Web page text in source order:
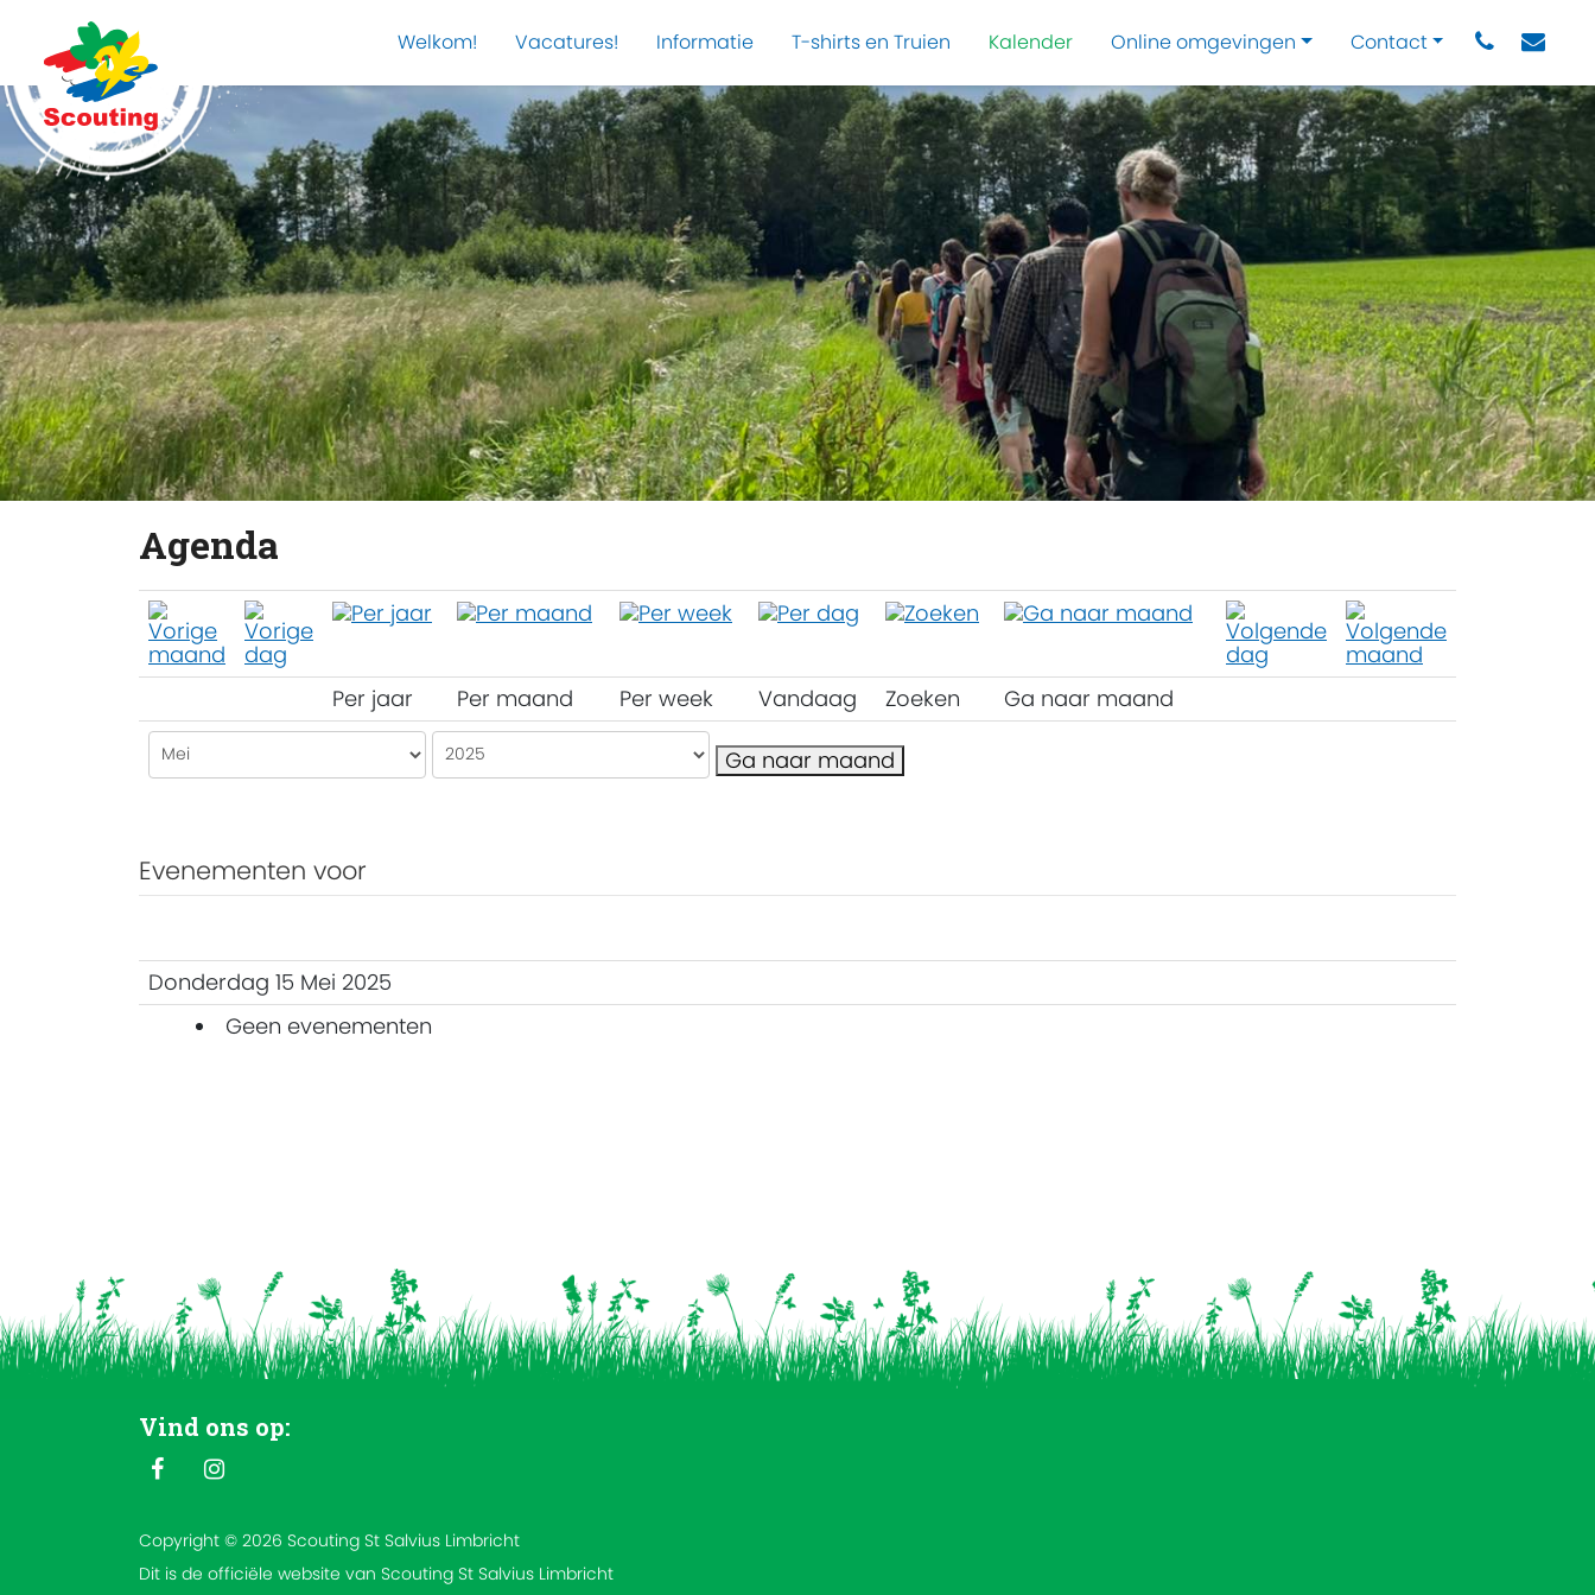
Welkom! Vacatures! Informatie T-shirts en Truien Kalender Online omgevingen Contact
Agenda
Per jaar Per maand Per week Vandaag Zoeken Ga naar maand
Ga naar maand
Evenementen voor
Donderdag 15 Mei 2025
Geen evenementen
Vind ons op:
Copyright © 2026 Scouting St Salvius Limbricht
Dit is de officiële website van Scouting St Salvius Limbricht